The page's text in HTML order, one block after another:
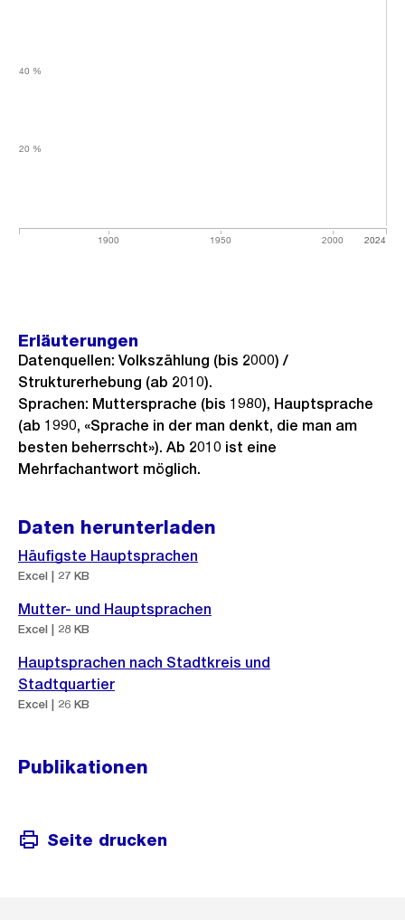
1900 1950 2000 2024
20 %
20 %
40 %
40 %
Erläuterungen
Datenquellen: Volkszählung (bis 2000) /
Strukturerhebung (ab 2010).
Sprachen: Muttersprache (bis 1980), Hauptsprache
(ab 1990, «Sprache in der man denkt, die man am
besten beherrscht»). Ab 2010 ist eine
Mehrfachantwort möglich.
Daten herunterladen
Häufigste Hauptsprachen
Excel | 27 KB
Mutter- und Hauptsprachen
Excel | 28 KB
Hauptsprachen nach Stadtkreis und
Stadtquartier
Excel | 26 KB
Publikationen
Seite drucken